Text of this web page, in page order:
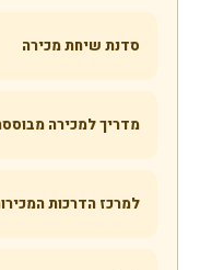
סדנת שיחת מכירה
מדריך למכירה
למרכז הדרכות